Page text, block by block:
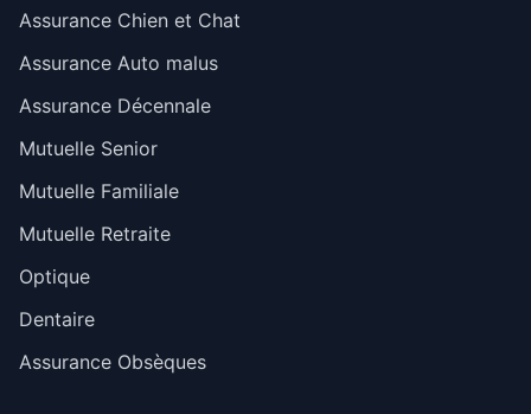
Assurance Chien et Chat
Assurance Auto malus
Assurance Décennale
Mutuelle Senior
Mutuelle Familiale
Mutuelle Retraite
Optique
Dentaire
Assurance Obsèques